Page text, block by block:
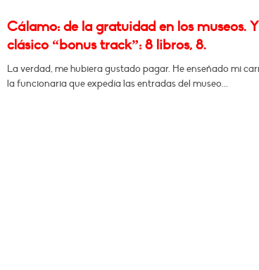
Cálamo: de la gratuidad en los museos.
clásico “bonus track”: 8 libros, 8.
La verdad, me hubiera gustado pagar. He enseñado mi
la funcionaria que expedía las entradas del museo...